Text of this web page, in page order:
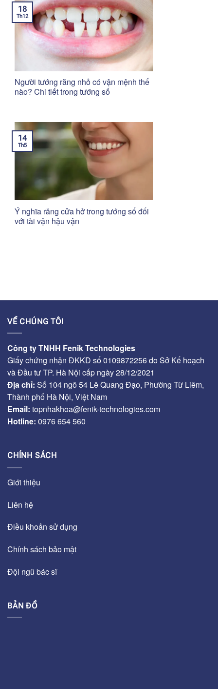
Người tướng răng nhỏ có vận mệnh thế
nào? Chi tiết trong tướng số
18
Th12
Ý nghĩa răng cửa hở trong tướng số đối
với tài vận hậu vận
14
Th5
VỀ CHÚNG TÔI
Công ty TNHH Fenik Technologies
Giấy chứng nhận ĐKKD số 0109872256 do Sở Kế hoạch
và Đầu tư TP. Hà Nội cấp ngày 28/12/2021
Địa chỉ: Số 104 ngõ 54 Lê Quang Đạo, Phường Từ Liêm,
Thành phố Hà Nội, Việt Nam
Email: topnhakhoa@fenik-technologies.com
Hotline: 0976 654 560
CHÍNH SÁCH
Giới thiệu
Liên hệ
Điều khoản sử dụng
Chính sách bảo mật
Đội ngũ bác sĩ
BẢN ĐỒ